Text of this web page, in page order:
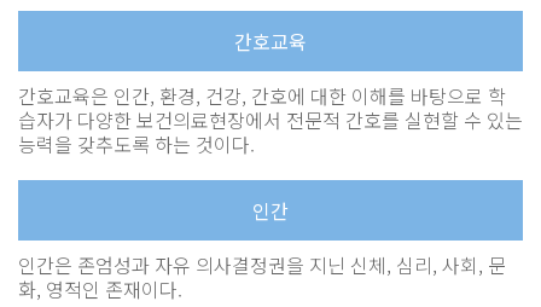
간호교육
간호교육은 인간, 환경, 건강, 간호에 대한 이해를 바탕으로 학
습자가 다양한 보건의료현장에서 전문적 간호를 실현할 수 있는
능력을 갖추도록 하는 것이다.
인간
인간은 존엄성과 자유 의사결정권을 지닌 신체, 심리, 사회, 문
화, 영적인 존재이다.